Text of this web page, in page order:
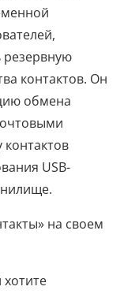
контактов. Он
обмена
USB-
на своем